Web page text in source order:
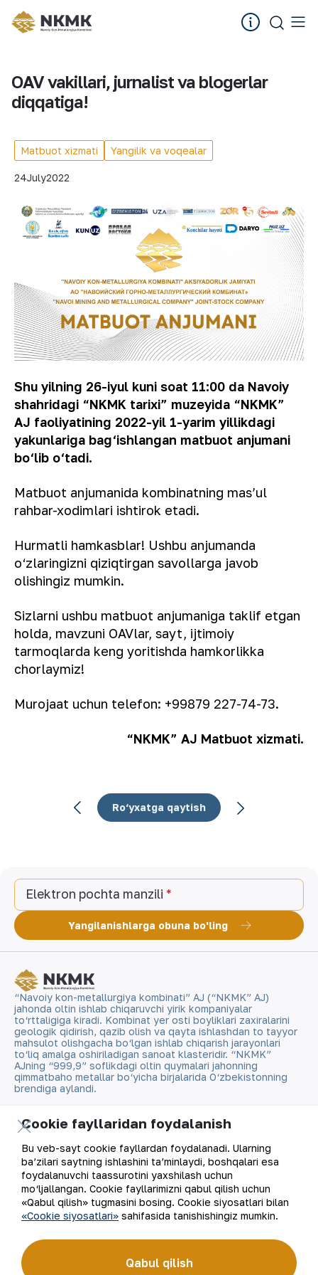
OAV vakillari, jurnalist va blogerlar
diqqatiga!
Matbuot xizmati Yangilik va voqealar
24July2022
Shu yilning 26-iyul kuni soat 11:00 da Navoiy
shahridagi “NKMK tarixi” muzeyida “NKMK”
AJ faoliyatining 2022-yil 1-yarim yillikdagi
yakunlariga bag‘ishlangan matbuot anjumani
bo‘lib o‘tadi.
Matbuot anjumanida kombinatning masʼul
rahbar-xodimlari ishtirok etadi.
Hurmatli hamkasblar! Ushbu anjumanda
o‘zlaringizni qiziqtirgan savollarga javob
olishingiz mumkin.
Sizlarni ushbu matbuot anjumaniga taklif etgan
holda, mavzuni OAVlar, sayt, ijtimoiy
tarmoqlarda keng yoritishda hamkorlikka
chorlaymiz!
Murojaat uchun telefon: +99879 227-74-73.
“NKMK” AJ Matbuot xizmati.
Ro‘yxatga qaytish
Elektron pochta manzili
Yangilanishlarga obuna bo'ling
“Navoiy kon-metallurgiya kombinati” AJ (“NKMK” AJ)
jahonda oltin ishlab chiqaruvchi yirik kompaniyalar
to‘rttaligiga kiradi. Kombinat yer osti boyliklari zaxiralarini
geologik qidirish, qazib olish va qayta ishlashdan to tayyor
mahsulot olishgacha bo‘lgan ishlab chiqarish jarayonlari
to‘liq amalga oshiriladigan sanoat klasteridir. “NKMK”
AJning “999,9” soflikdagi oltin quymalari jahonning
qimmatbaho metallar bo‘yicha birjalarida O‘zbekistonning
brendiga aylandi.
Kompaniya haqida
Bizning faoliyatimiz
Barqaror rivojlanish
Investorlarga
Matbout xizmati
Aloqalar
Sayt xaritasi
Foydalanish shartlari
Cookie fayllaridan
foydalanish
Ochiq ma'lumotlar
Cookie fayllaridan foydalanish
Bu veb-sayt cookie fayllardan foydalanadi. Ularning
ba’zilari saytning ishlashini ta’minlaydi, boshqalari esa
foydalanuvchi taassurotini yaxshilash uchun
mo‘ljallangan. Cookie fayllarimizni qabul qilish uchun
«Qabul qilish» tugmasini bosing. Cookie siyosatlari bilan
«Cookie siyosatlari» sahifasida tanishishingiz mumkin.
Qabul qilish